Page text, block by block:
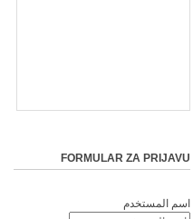
FORMULAR ZA PRIJAVU
اسم المستخدم